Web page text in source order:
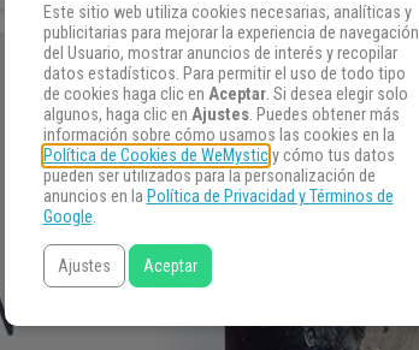
Este sitio web utiliza cookies necesarias, analíticas y
publicitarias para mejorar la experiencia de navegación
del Usuario, mostrar anuncios de interés y recopilar
datos estadísticos. Para permitir el uso de todo tipo
de cookies haga clic en Aceptar. Si desea elegir solo
algunos, haga clic en Ajustes. Puedes obtener más
información sobre cómo usamos las cookies en la
Política de Cookies de WeMysticy cómo tus datos
pueden ser utilizados para la personalización de
anuncios en la Política de Privacidad y Términos de
Google.
Ajustes Aceptar